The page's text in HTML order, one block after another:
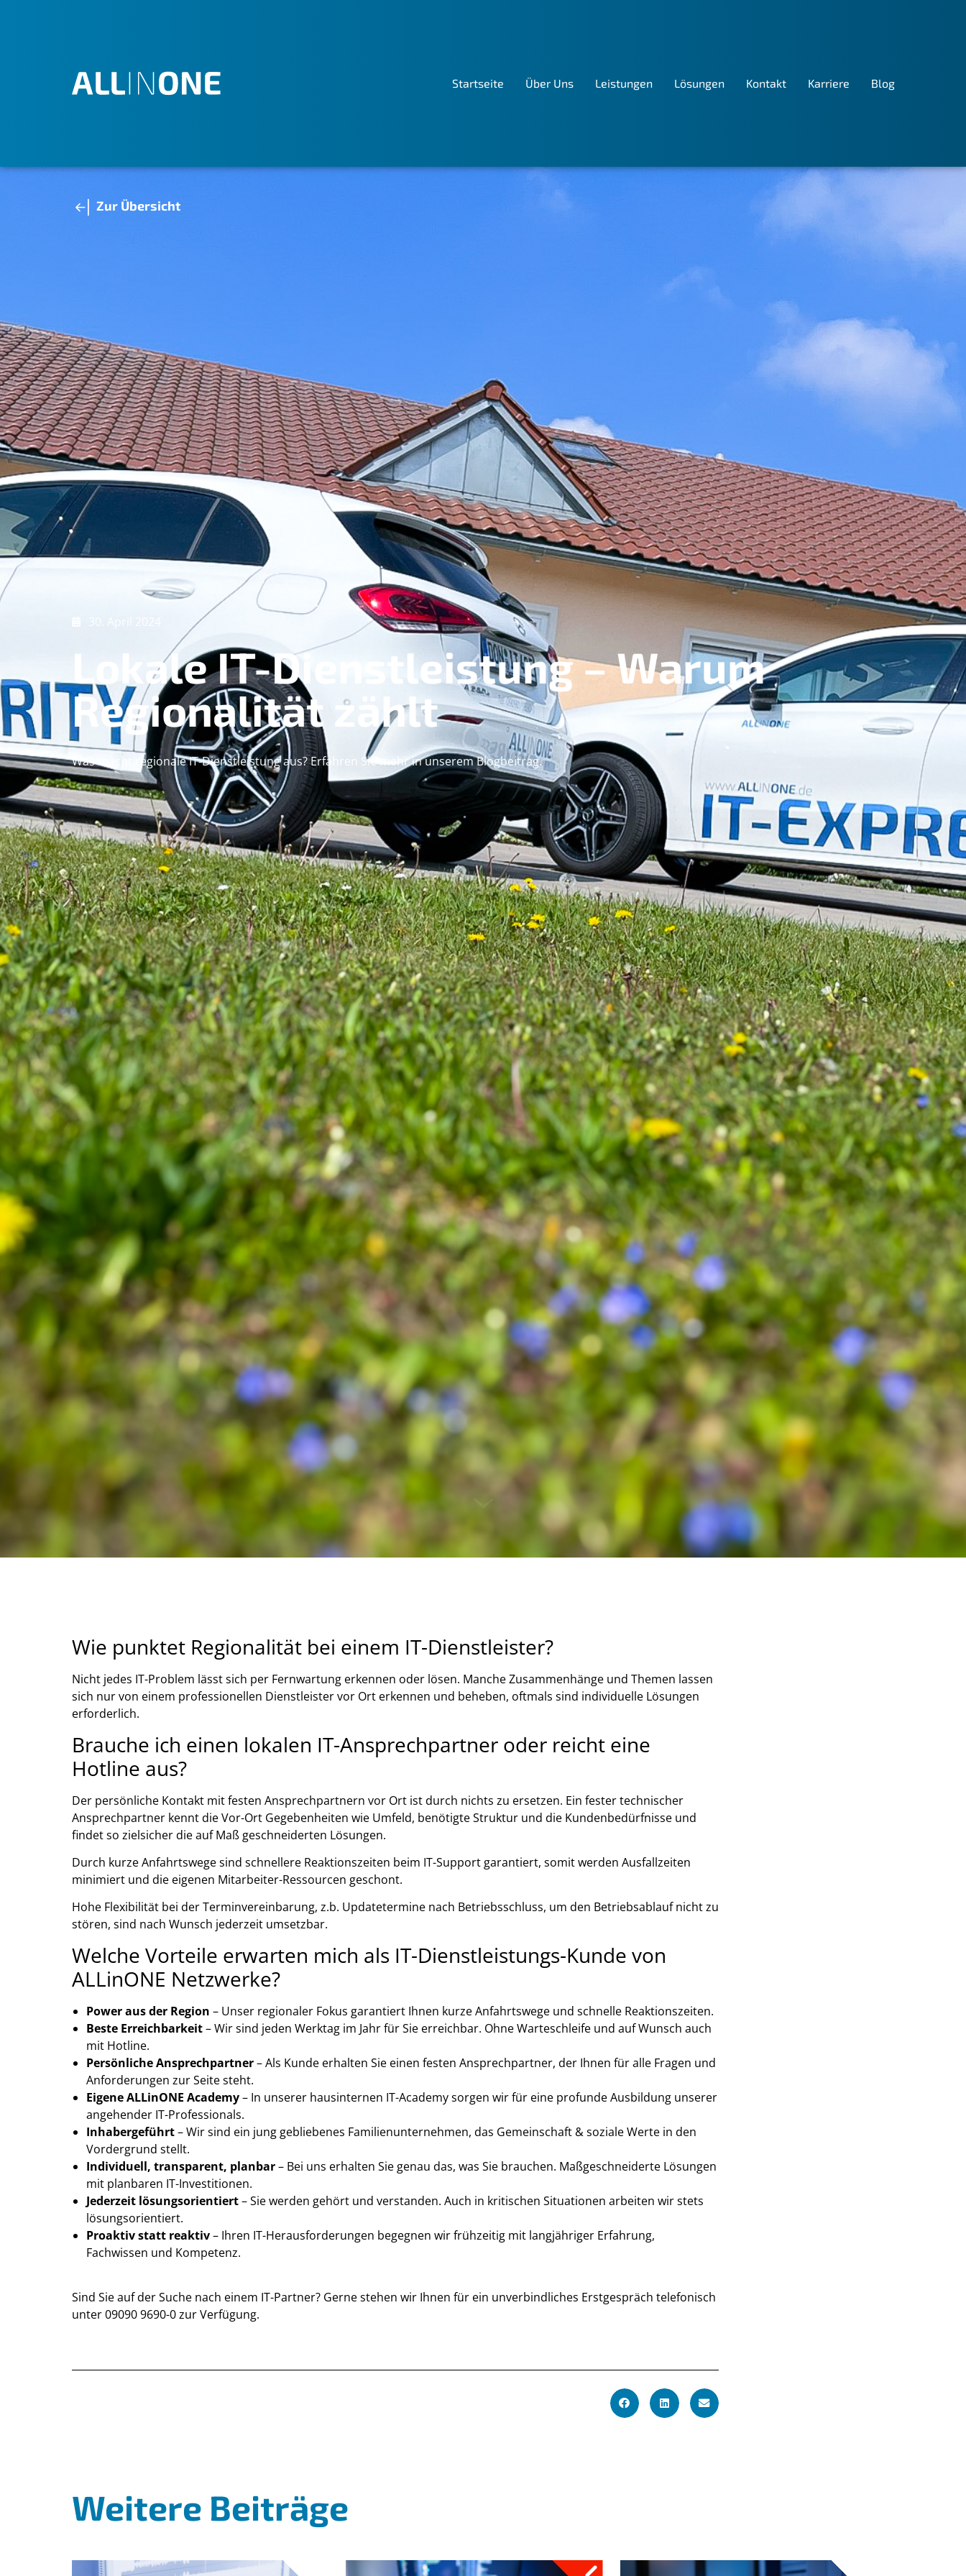
Startseite Über Uns Leistungen Lösungen Kontakt Karriere Blog
Zur Übersicht
30. April 2024
Lokale IT-Dienstleistung – Warum
Regionalität zählt
Was macht regionale IT-Dienstleistung aus? Erfahren Sie mehr in unserem Blogbeitrag.
Wie punktet Regionalität bei einem IT-Dienstleister?
Nicht jedes IT-Problem lässt sich per Fernwartung erkennen oder lösen. Manche Zusammenhänge und Themen lassen
sich nur von einem professionellen Dienstleister vor Ort erkennen und beheben, oftmals sind individuelle Lösungen
erforderlich.
Brauche ich einen lokalen IT-Ansprechpartner oder reicht eine
Hotline aus?
Der persönliche Kontakt mit festen Ansprechpartnern vor Ort ist durch nichts zu ersetzen. Ein fester technischer
Ansprechpartner kennt die Vor-Ort Gegebenheiten wie Umfeld, benötigte Struktur und die Kundenbedürfnisse und
findet so zielsicher die auf Maß geschneiderten Lösungen.
Durch kurze Anfahrtswege sind schnellere Reaktionszeiten beim IT-Support garantiert, somit werden Ausfallzeiten
minimiert und die eigenen Mitarbeiter-Ressourcen geschont.
Hohe Flexibilität bei der Terminvereinbarung, z.b. Updatetermine nach Betriebsschluss, um den Betriebsablauf nicht zu
stören, sind nach Wunsch jederzeit umsetzbar.
Welche Vorteile erwarten mich als IT-Dienstleistungs-Kunde von
ALLinONE Netzwerke?
Power aus der Region – Unser regionaler Fokus garantiert Ihnen kurze Anfahrtswege und schnelle Reaktionszeiten.
Beste Erreichbarkeit– Wir sind jeden Werktag im Jahr für Sie erreichbar. Ohne Warteschleife und auf Wunsch auch
mit Hotline.
Persönliche Ansprechpartner– Als Kunde erhalten Sie einen festen Ansprechpartner, der Ihnen für alle Fragen und
Anforderungen zur Seite steht.
Eigene ALLinONE Academy– In unserer hausinternen IT-Academy sorgen wir für eine profunde Ausbildung unserer
angehender IT-Professionals.
Inhabergeführt– Wir sind ein jung gebliebenes Familienunternehmen, das Gemeinschaft & soziale Werte in den
Vordergrund stellt.
Individuell, transparent, planbar– Bei uns erhalten Sie genau das, was Sie brauchen. Maßgeschneiderte Lösungen
mit planbaren IT-Investitionen.
Jederzeit lösungsorientiert– Sie werden gehört und verstanden. Auch in kritischen Situationen arbeiten wir stets
lösungsorientiert.
Proaktiv statt reaktiv– Ihren IT-Herausforderungen begegnen wir frühzeitig mit langjähriger Erfahrung,
Fachwissen und Kompetenz.
Sind Sie auf der Suche nach einem IT-Partner? Gerne stehen wir Ihnen für ein unverbindliches Erstgespräch telefonisch
unter 09090 9690-0 zur Verfügung.
Weitere Beiträge